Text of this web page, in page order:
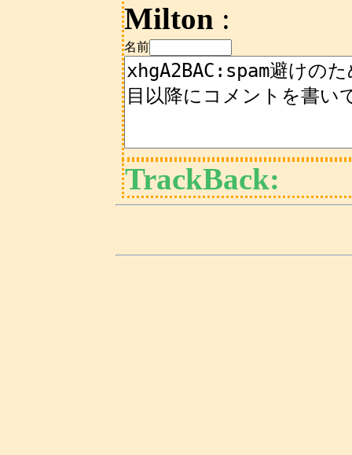
Milton :
名前
TrackBack: